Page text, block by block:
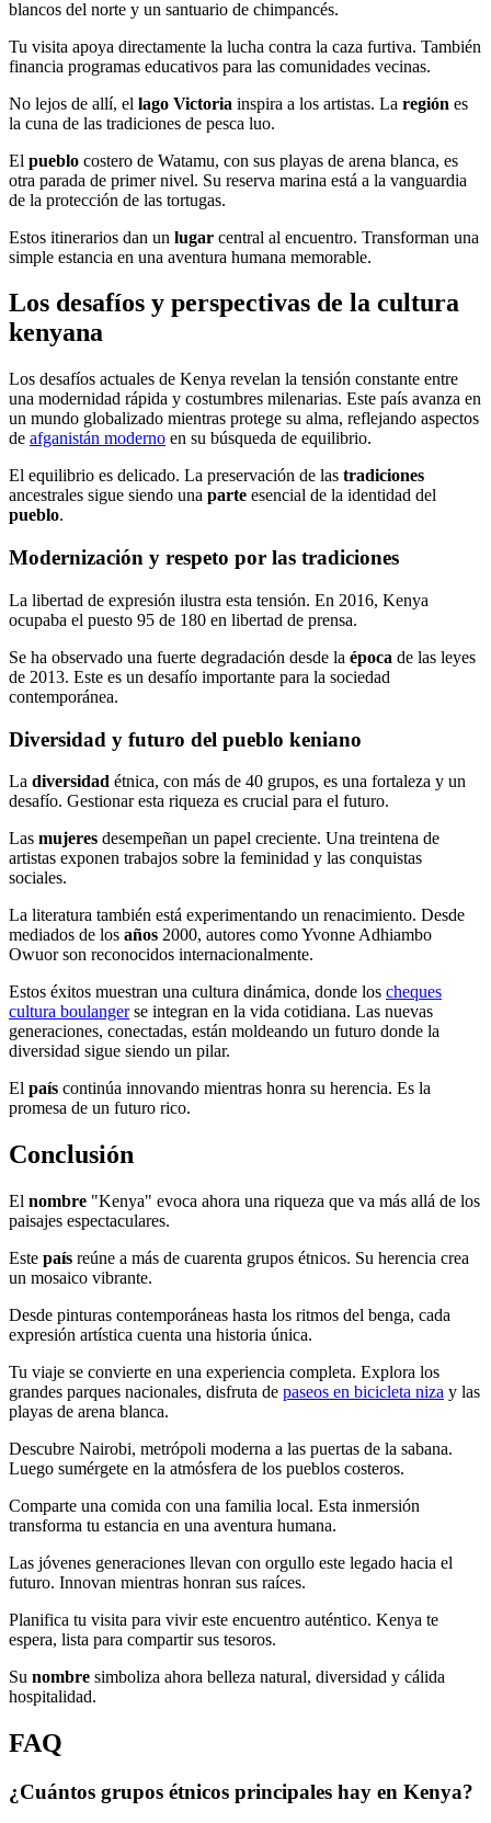
blancos del norte y un santuario de chimpancés.
Tu visita apoya directamente la lucha contra la caza furtiva. También
financia programas educativos para las comunidades vecinas.
No lejos de allí, el lago Victoria inspira a los artistas. La región es
la cuna de las tradiciones de pesca luo.
El pueblo costero de Watamu, con sus playas de arena blanca, es
otra parada de primer nivel. Su reserva marina está a la vanguardia
de la protección de las tortugas.
Estos itinerarios dan un lugar central al encuentro. Transforman una
simple estancia en una aventura humana memorable.
Los desafíos y perspectivas de la cultura
kenyana
Los desafíos actuales de Kenya revelan la tensión constante entre
una modernidad rápida y costumbres milenarias. Este país avanza en
un mundo globalizado mientras protege su alma, reflejando aspectos
de afganistán moderno en su búsqueda de equilibrio.
El equilibrio es delicado. La preservación de las tradiciones
ancestrales sigue siendo una parte esencial de la identidad del
pueblo.
Modernización y respeto por las tradiciones
La libertad de expresión ilustra esta tensión. En 2016, Kenya
ocupaba el puesto 95 de 180 en libertad de prensa.
Se ha observado una fuerte degradación desde la época de las leyes
de 2013. Este es un desafío importante para la sociedad
contemporánea.
Diversidad y futuro del pueblo keniano
La diversidad étnica, con más de 40 grupos, es una fortaleza y un
desafío. Gestionar esta riqueza es crucial para el futuro.
Las mujeres desempeñan un papel creciente. Una treintena de
artistas exponen trabajos sobre la feminidad y las conquistas
sociales.
La literatura también está experimentando un renacimiento. Desde
mediados de los años 2000, autores como Yvonne Adhiambo
Owuor son reconocidos internacionalmente.
Estos éxitos muestran una cultura dinámica, donde los cheques
cultura boulangerse integran en la vida cotidiana. Las nuevas
generaciones, conectadas, están moldeando un futuro donde la
diversidad sigue siendo un pilar.
El país continúa innovando mientras honra su herencia. Es la
promesa de un futuro rico.
Conclusión
El nombre "Kenya" evoca ahora una riqueza que va más allá de los
paisajes espectaculares.
Este país reúne a más de cuarenta grupos étnicos. Su herencia crea
un mosaico vibrante.
Desde pinturas contemporáneas hasta los ritmos del benga, cada
expresión artística cuenta una historia única.
Tu viaje se convierte en una experiencia completa. Explora los
grandes parques nacionales, disfruta de paseos en bicicleta niza y las
playas de arena blanca.
Descubre Nairobi, metrópoli moderna a las puertas de la sabana.
Luego sumérgete en la atmósfera de los pueblos costeros.
Comparte una comida con una familia local. Esta inmersión
transforma tu estancia en una aventura humana.
Las jóvenes generaciones llevan con orgullo este legado hacia el
futuro. Innovan mientras honran sus raíces.
Planifica tu visita para vivir este encuentro auténtico. Kenya te
espera, lista para compartir sus tesoros.
Su nombre simboliza ahora belleza natural, diversidad y cálida
hospitalidad.
FAQ
¿Cuántos grupos étnicos principales hay en Kenya?